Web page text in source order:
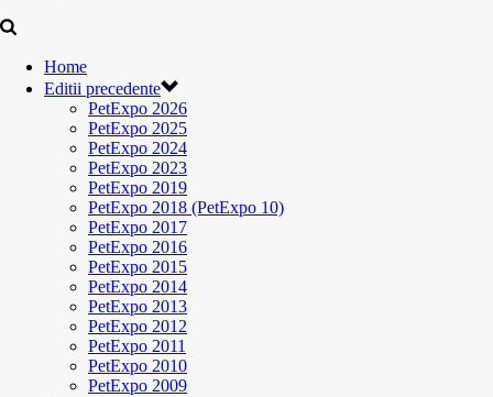
Home
Editii precedente
PetExpo 2026
PetExpo 2025
PetExpo 2024
PetExpo 2023
PetExpo 2019
PetExpo 2018 (PetExpo 10)
PetExpo 2017
PetExpo 2016
PetExpo 2015
PetExpo 2014
PetExpo 2013
PetExpo 2012
PetExpo 2011
PetExpo 2010
PetExpo 2009